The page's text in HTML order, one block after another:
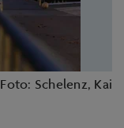
Foto: Schelenz, Kai